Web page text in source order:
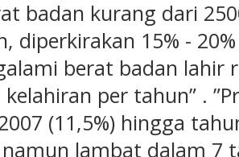
badan kurang dari
diperkirakan 15% -
berat badan lahir
per tahun” .
(11,5%) hingga
lambat dalam 7